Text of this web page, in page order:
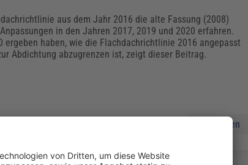
aus dem Jahr 2016 die alte Fassung (2008)
in den Jahren 2017, 2019 und 2020 erfahren.
ergeben haben, wie die Flachdachrichtlinie 2016 angepasst
Abdichtung abzugrenzen ist, zeigt dieser Beitrag.
Mehr lesen